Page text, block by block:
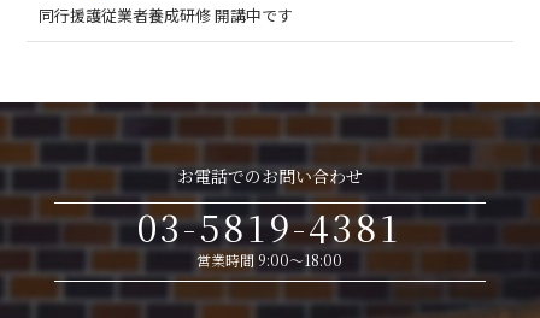
同行援護従業者養成研修 開講中です
お電話でのお問い合わせ
03-5819-4381
営業時間 9:00～18:00